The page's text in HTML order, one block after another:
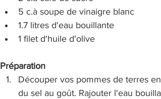
5 c.à soupe de vinaigre blanc
1.7 litres d'eau bouillante
1 filet d'huile d'olive
Préparation
Découper vos pommes de terres
du sel au goût. Rajouter l'eau